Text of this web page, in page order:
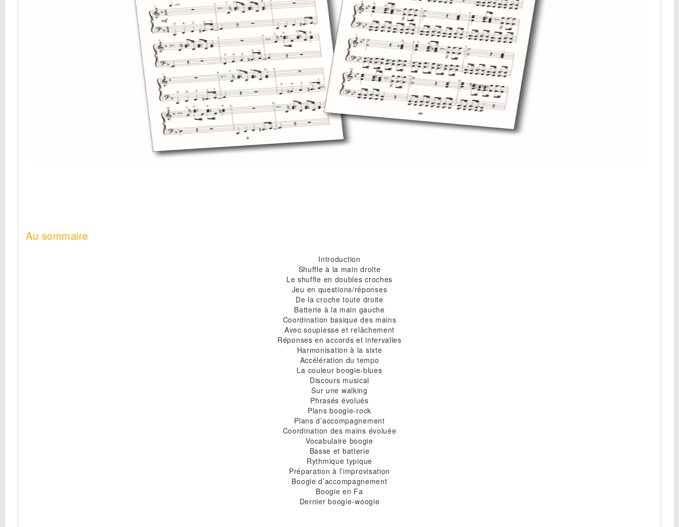
Au sommaire
Introduction
Shuffle à la main droite
Le shuffle en doubles croches
Jeu en questions/réponses
De la croche toute droite
Batterie à la main gauche
Coordination basique des mains
Avec souplesse et relâchement
Réponses en accords et intervalles
Harmonisation à la sixte
Accélération du tempo
La couleur boogie-blues
Discours musical
Sur une walking
Phrasés évolués
Plans boogie-rock
Plans d’accompagnement
Coordination des mains évoluée
Vocabulaire boogie
Basse et batterie
Rythmique typique
Préparation à l’improvisation
Boogie d’accompagnement
Boogie en Fa
Dernier boogie-woogie